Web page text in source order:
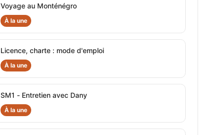
Voyage au Monténégro
À la une
Licence, charte : mode d'emploi
À la une
SM1 - Entretien avec Dany
À la une